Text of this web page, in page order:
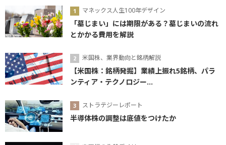
マネックス人生100年デザイン
「墓じまい」には期限がある？墓じまいの流れ
とかかる費用を解説
米国株、業界動向と銘柄解説
【米国株：銘柄発掘】業績上振れ5銘柄、パラ
ンティア・テクノロジー...
ストラテジーレポート
半導体株の調整は底値をつけたか